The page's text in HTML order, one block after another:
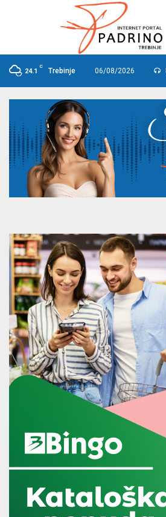
24.1
C
Trebinje 06/08/2026